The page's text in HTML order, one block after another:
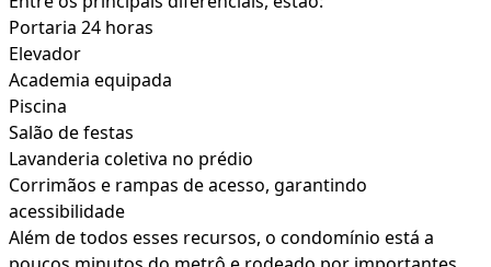
Portaria 24 horas
Elevador
Academia equipada
Piscina
Salão de festas
Lavanderia coletiva no prédio
Corrimãos e rampas de acesso, garantindo
acessibilidade
Além de todos esses recursos, o condomínio está a